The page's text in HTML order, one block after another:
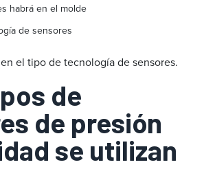
habrá en el molde
de sensores
el tipo de tecnología de sensores.
de
de presión
se utilizan